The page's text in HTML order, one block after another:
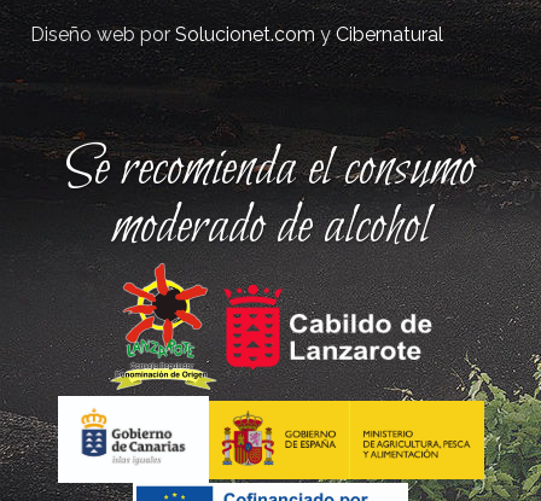
Diseño web porSolucionet.comyCibernatural
Se recomienda el consumo
moderado de alcohol